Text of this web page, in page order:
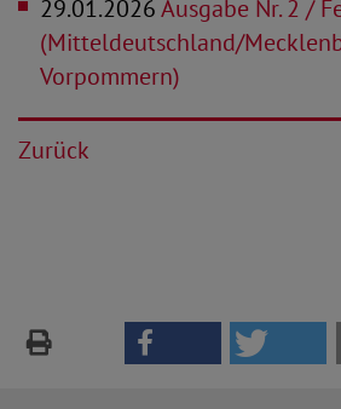
29.01.2026Ausgabe Nr. 2 /
(Mitteldeutschland/
Vorpommern)
Zurück